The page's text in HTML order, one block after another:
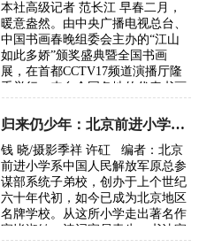
本社高级记者 范长江 早春二月，
暖意盎然。由中央广播电视总台、
中国书画春晚组委会主办的“江山
如此多娇”颁奖盛典暨全国书画
展，在首都CCTV17频道演播厅隆
重举行。来自全国各地的代表书画
界的盛会。 全…
归来仍少年：北京前进小学“六-五”届60周年纪念
钱 晓/摄影季祥 许矼 编者：北京
前进小学系中国人民解放军原总参
谋部系统子弟校，创办于上个世纪
六十年代初，如今已成为北京地区
名牌学校。从这所小学走出著名作
家毕淑敏、诗词家易青生、书法家